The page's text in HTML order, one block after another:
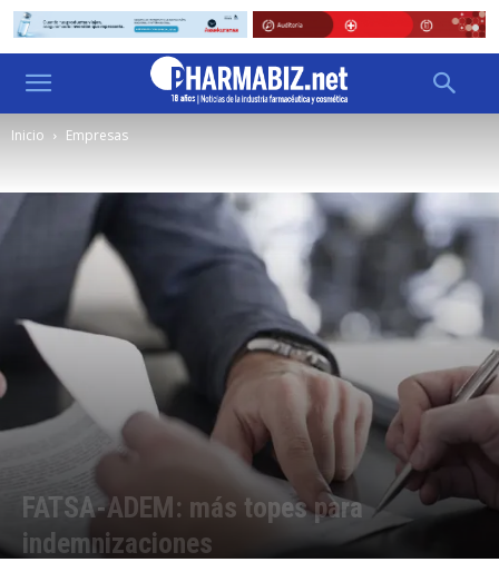
Inicio Empresas
FATSA-ADEM: más topes para
indemnizaciones